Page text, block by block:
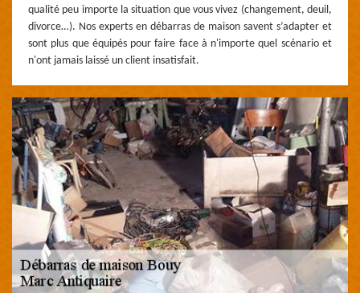
qualité peu importe la situation que vous vivez (changement, deuil,
divorce…). Nos experts en débarras de maison savent s’adapter et
sont plus que équipés pour faire face à n'importe quel scénario et
n'ont jamais laissé un client insatisfait.